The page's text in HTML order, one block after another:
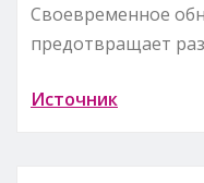
Своевременное
предотвращает
Источник